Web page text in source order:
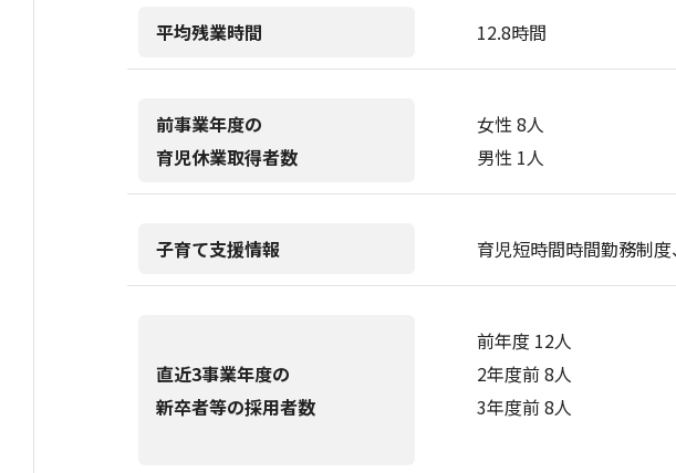
平均残業時間 12.8時間
前事業年度の
育児休業取得者数
女性 8人
男性 1人
子育て支援情報 育児短時間時間勤務制
直近3事業年度の
新卒者等の採用者数
前年度 12人
2年度前 8人
3年度前 8人